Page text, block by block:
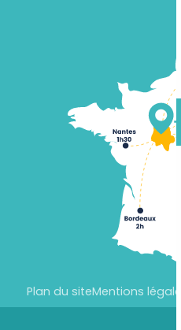
Plan du siteMentions légales